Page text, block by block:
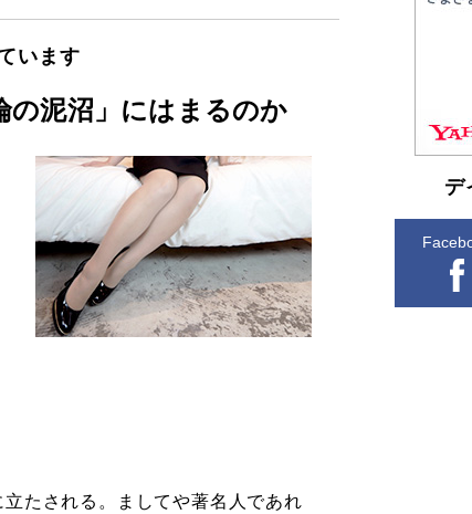
います
泥沼」にはまるのか
たされる。ましてや著名人であれ
入社
転 上
皇室
皇陛
一声
デ